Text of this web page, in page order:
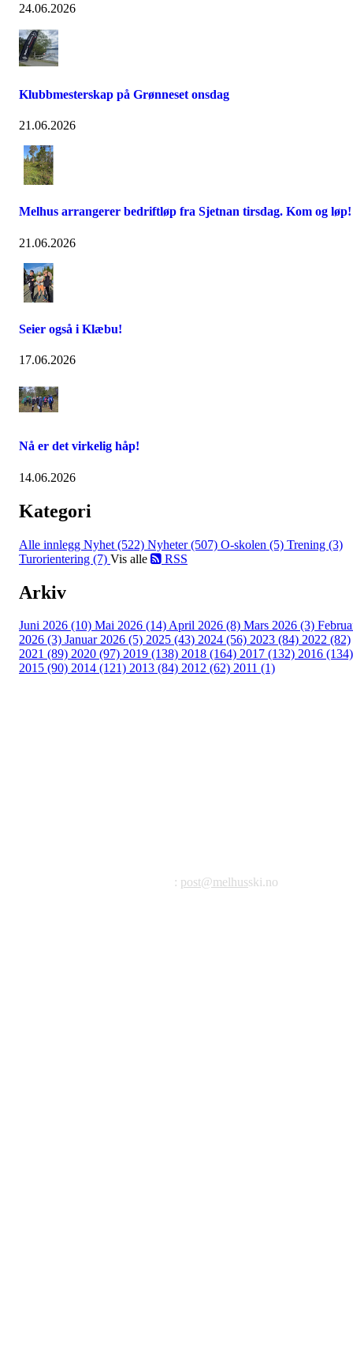
24.06.2026
Klubbmesterskap på Grønneset onsdag
21.06.2026
Melhus arrangerer bedriftløp fra Sjetnan tirsdag. Kom og løp!
21.06.2026
Seier også i Klæbu!
17.06.2026
Nå er det virkelig håp!
14.06.2026
Kategori
Alle innlegg Nyhet (522) Nyheter (507) O-skolen (5) Trening (3)
Turorientering (7) Vis alle RSS
Arkiv
Juni 2026 (10) Mai 2026 (14)April 2026 (8) Mars 2026 (3)
2026 (3) Januar 2026 (5) 2025 (43) 2024 (56) 2023 (84) 2022 (82)
2021 (89) 2020 (97) 2019 (138) 2018 (164) 2017 (132) 2016 (134)
2015 (90) 2014 (121) 2013 (84) 2012 (62) 2011 (1)
: post@melhusski.no